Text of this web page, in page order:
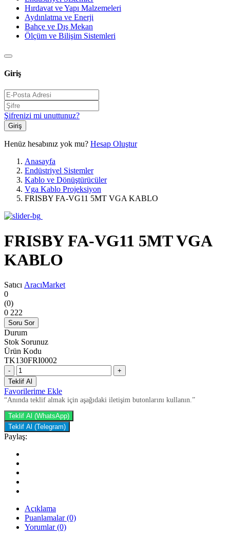
Hırdavat ve Yapı Malzemeleri
Aydınlatma ve Enerji
Bahçe ve Dış Mekan
Ölçüm ve Bilişim Sistemleri
Giriş
Şifrenizi mi unuttunuz?
Giriş
Henüz hesabınız yok mu? Hesap Oluştur
Anasayfa
Endüstriyel Sistemler
Kablo ve Dönüştürücüler
Vga Kablo Projeksiyon
FRISBY FA-VG11 5MT VGA KABLO
FRISBY FA-VG11 5MT VGA
KABLO
Satıcı AracıMarket
0
(0)
0 222
Soru Sor
Durum
Stok Sorunuz
Ürün Kodu
TK130FRI0002
-
+
Teklif Al
Favorilerime Ekle
“Anında teklif almak için aşağıdaki iletişim butonlarını kullanın.”
Teklif Al (WhatsApp)
Teklif Al (Telegram)
Paylaş:
Açıklama
Puanlamalar (0)
Yorumlar (0)